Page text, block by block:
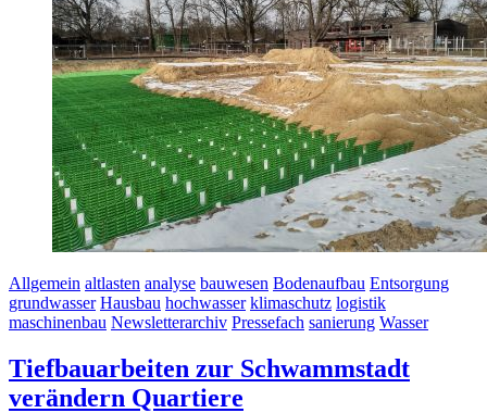
Allgemein altlasten analyse bauwesen Bodenaufbau Entsorgung
grundwasser Hausbau hochwasser klimaschutz logistik
maschinenbau Newsletterarchiv Pressefach sanierung Wasser
Tiefbauarbeiten zur Schwammstadt
verändern Quartiere